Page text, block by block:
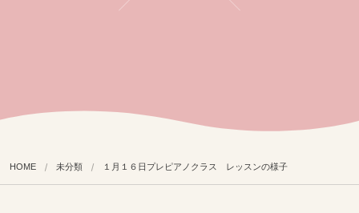
HOME 未分類 １月１６日プレピアノクラス レッスンの様子